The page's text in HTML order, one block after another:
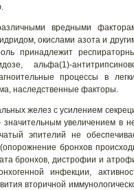
вредными
окислами азота и
принадлежит
альфа(1)-
процессы в
наследственные факторы.
желез с усилением
увеличением в
эпителий не
бронхов
бронхов, дистрофии и
инфекции,
вторичной